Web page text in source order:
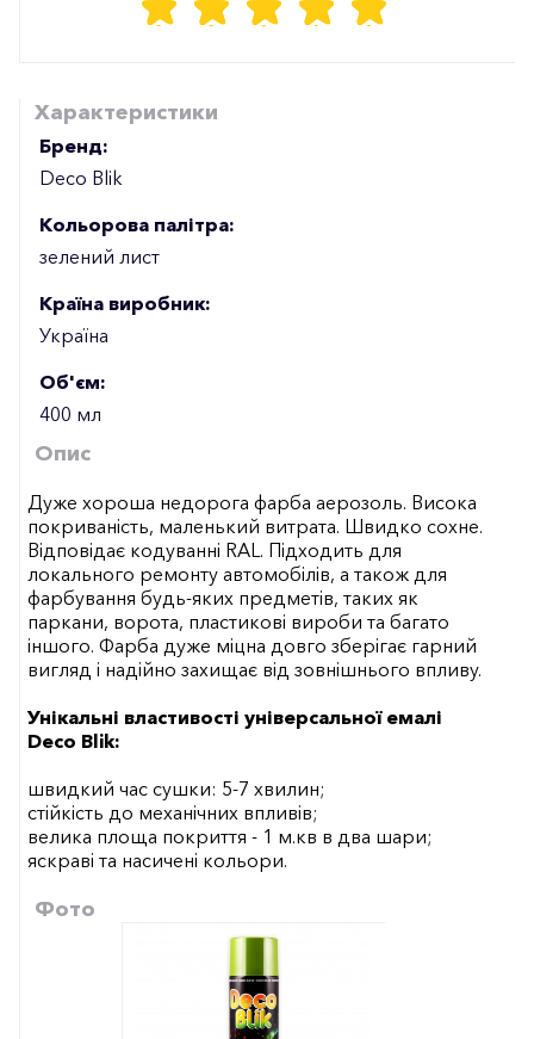
Характеристики
Бренд:
Deco Blik
Кольорова палітра:
зелений лист
Країна виробник:
Україна
Об'єм:
400 мл
Опис
Дуже хороша недорога фарба аерозоль. Висока
покриваність, маленький витрата. Швидко сохне.
Відповідає кодуванні RAL. Підходить для
локального ремонту автомобілів, а також для
фарбування будь-яких предметів, таких як
паркани, ворота, пластикові вироби та багато
іншого. Фарба дуже міцна довго зберігає гарний
вигляд і надійно захищає від зовнішнього впливу.
Унікальні властивості універсальної емалі
Deco Blik:
швидкий час сушки: 5-7 хвилин;
стійкість до механічних впливів;
велика площа покриття - 1 м.кв в два шари;
яскраві та насичені кольори.
Фото